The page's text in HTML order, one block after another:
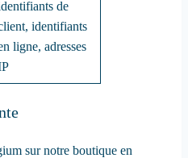
de
identifiants
ligne, adresses
sur notre boutique en